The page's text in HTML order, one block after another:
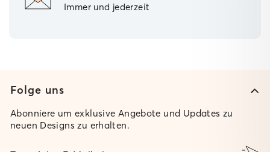
Immer und jederzeit
Folge uns
Abonniere um exklusive Angebote und Updates zu
neuen Designs zu erhalten.